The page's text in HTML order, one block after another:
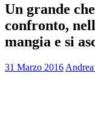
Un grande
confronto,
mangia e si
31 Marzo 2016